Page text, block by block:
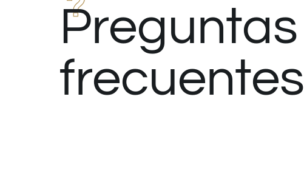
Preguntas
frecuentes